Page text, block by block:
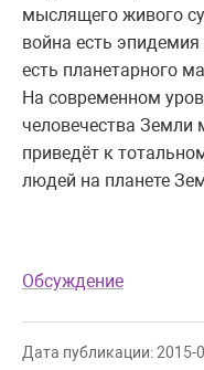
мыслящего живого
война есть
есть планетарного
На современном
человечества Земли
приведёт к
людей на планете
Обсуждение
Дата публикации: 2015-